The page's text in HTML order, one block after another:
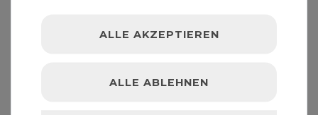
ALLE AKZEPTIEREN
ALLE ABLEHNEN